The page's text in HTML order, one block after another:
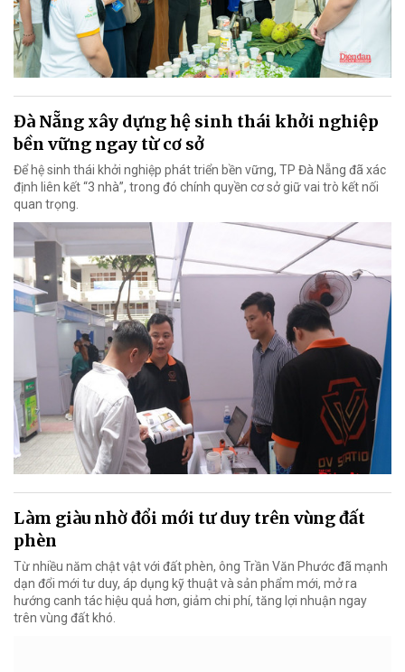
Đà Nẵng xây dựng hệ sinh thái khởi nghiệp
bền vững ngay từ cơ sở
Để hệ sinh thái khởi nghiệp phát triển bền vững, TP Đà Nẵng đã xác
định liên kết “3 nhà”, trong đó chính quyền cơ sở giữ vai trò kết nối
quan trọng.
Làm giàu nhờ đổi mới tư duy trên vùng đất
phèn
Từ nhiều năm chật vật với đất phèn, ông Trần Văn Phước đã mạnh
dạn đổi mới tư duy, áp dụng kỹ thuật và sản phẩm mới, mở ra
hướng canh tác hiệu quả hơn, giảm chi phí, tăng lợi nhuận ngay
trên vùng đất khó.